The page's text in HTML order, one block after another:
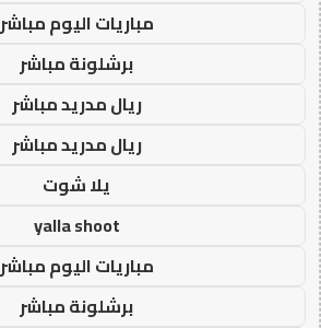
مباريات اليوم مباشر
برشلونة مباشر
ريال مدريد مباشر
ريال مدريد مباشر
يلا شوت
yalla shoot
مباريات اليوم مباشر
برشلونة مباشر